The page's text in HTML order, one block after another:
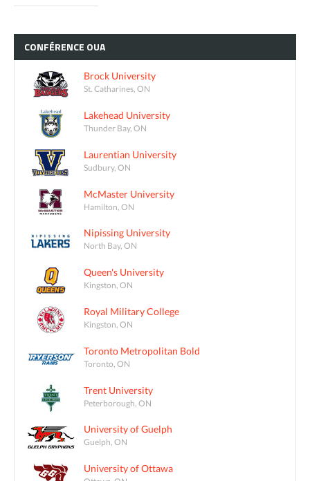
CONFÉRENCE OUA
Brock University
St. Catharines, ON
Lakehead University
Thunder Bay, ON
Laurentian University
Sudbury, ON
McMaster University
Hamilton, ON
Nipissing University
North Bay, ON
Queen's University
Kingston, ON
Royal Military College
Kingston, ON
Toronto Metropolitan Bold
Toronto, ON
Trent University
Peterborough, ON
University of Guelph
Guelph, ON
University of Ottawa